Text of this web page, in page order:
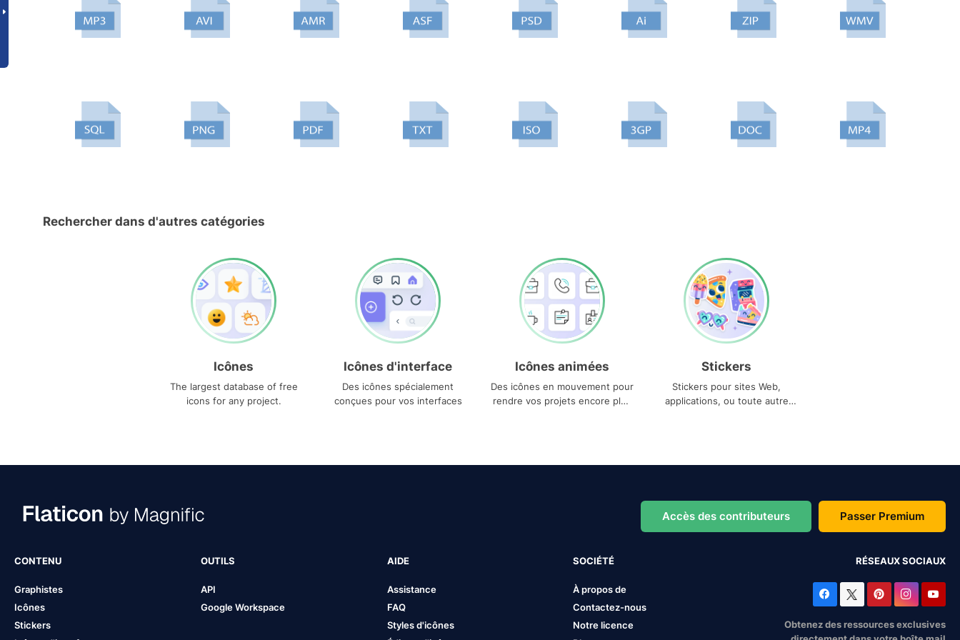
Rechercher dans d'autres catégories
Icônes
The largest database of free
icons for any project.
Icônes d'interface
Des icônes spécialement
conçues pour vos interfaces
Icônes animées
Des icônes en mouvement pour
rendre vos projets encore plus
Stickers
Stickers pour sites Web,
applications, ou toute autre
Accès des contributeurs Passer Premium
CONTENU
Graphistes
Icônes
Stickers
OUTILS
API
Google Workspace
AIDE
Assistance
FAQ
Styles d'icônes
SOCIÉTÉ
À propos de
Contactez-nous
Notre licence
RÉSEAUX SOCIAUX
Obtenez des ressources exclusives